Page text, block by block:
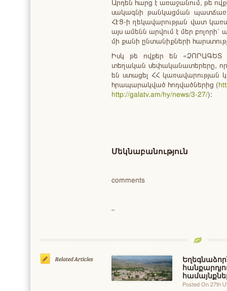
Արդեն հարց է առաջանում, թե
սակագնի թանկացման պատճառ
ՀԷՑ-ի ղեկավարության վատ
այս ամենն արվում է մեր
մի քանի ընտանիքների
Իսկ թե ովքեր են «ՁՈՐԱԳԵՏ
տեղական սեփականատերերը,
են ստացել ՀՀ կառավարության
հրապարակված հոդվածներից (
http://galatv.am/hy/news/3-27/):
Մեկնաբանություն
comments
Related Articles
Posted On 27th